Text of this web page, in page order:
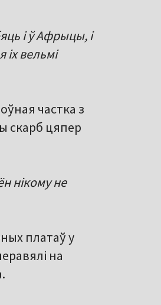
і ў Афрыцы, і
вельмі
частка з
скарб цяпер
нікому не
платаў у
на